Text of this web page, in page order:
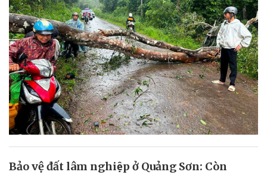
Bảo vệ đất lâm nghiệp ở Quảng Sơn: Còn